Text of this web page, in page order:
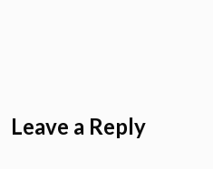
Leave a Reply